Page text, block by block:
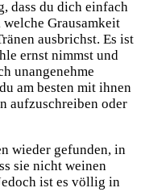
dass du dich einfach
Grausamkeit
ausbrichst. Es ist
ernst nimmst und
unangenehme
am besten mit ihnen
aufzuschreiben oder
wieder gefunden, in
sie nicht weinen
ist es völlig in